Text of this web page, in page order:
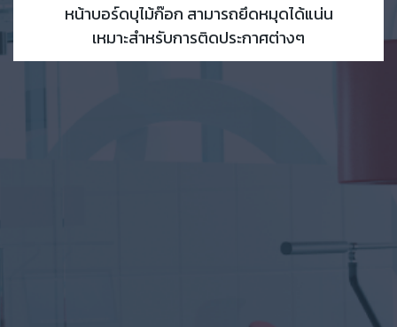
หน้าบอร์ดบุไม้ก๊อก สามารถยึดหมุดได้แน่น
เหมาะสำหรับการติดประกาศต่างๆ